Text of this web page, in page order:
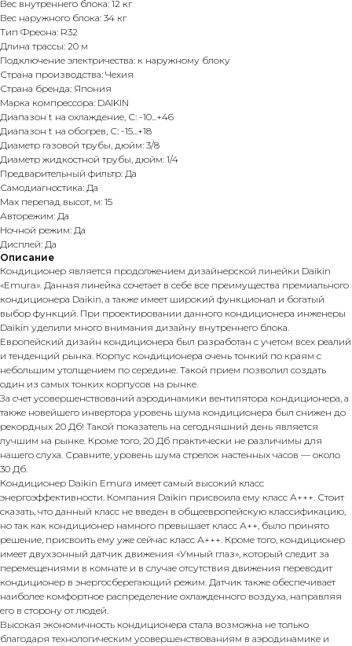
Вес внутреннего блока: 12 кг
Вес наружного блока: 34 кг
Тип Фреона: R32
Длина трассы: 20 м
Подключение электричества: к наружному блоку
Страна производства: Чехия
Страна бренда: Япония
Марка компрессора: DAIKIN
Диапазон t на охлаждение, С: -10...+46
Диапазон t на обогрев, С: -15...+18
Диаметр газовой трубы, дюйм: 3/8
Диаметр жидкостной трубы, дюйм: 1/4
Предварительный фильтр: Да
Самодиагностика: Да
Max перепад высот, м: 15
Авторежим: Да
Ночной режим: Да
Дисплей: Да
Описание
Кондиционер является продолжением дизайнерской линейки Daikin
«Emura». Данная линейка сочетает в себе все преимущества премиального
кондиционера Daikin, а также имеет широкий функционал и богатый
выбор функций. При проектировании данного кондиционера инженеры
Daikin уделили много внимания дизайну внутреннего блока.
Европейский дизайн кондиционера был разработан с учетом всех реалий
и тенденций рынка. Корпус кондиционера очень тонкий по краям с
небольшим утолщением по середине. Такой прием позволил создать
один из самых тонких корпусов на рынке.
За счет усовершенствований аэродинамики вентилятора кондиционера, а
также новейшего инвертора уровень шума кондиционера был снижен до
рекордных 20 Дб! Такой показатель на сегодняшний день является
лучшим на рынке. Кроме того, 20 Дб практически не различимы для
нашего слуха. Сравните, уровень шума стрелок настенных часов — около
30 Дб.
Кондиционер Daikin Emura имеет самый высокий класс
энергоэффективности. Компания Daikin присвоила ему класс А+++. Стоит
сказать, что данный класс не введен в общеевропейскую классификацию,
но так как кондиционер намного превышает класс А++, было принято
решение, присвоить ему уже сейчас класс А+++. Кроме того, кондиционер
имеет двухзонный датчик движения «Умный глаз», который следит за
перемещениями в комнате и в случае отсутствия движения переводит
кондиционер в энергосберегающий режим. Датчик также обеспечивает
наиболее комфортное распределение охлажденного воздуха, направляя
его в сторону от людей.
Высокая экономичность кондиционера стала возможна не только
благодаря технологическим усовершенствованиям в аэродинамике и